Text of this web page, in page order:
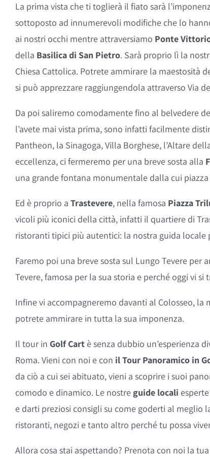
La prima vista che ti toglierà il fiato sarà
sottoposto ad innumerevoli modifiche che lo
ai nostri occhi mentre attraversiamo Ponte
della Basilica di San Pietro. Sarà proprio lì la
Chiesa Cattolica. Potrete ammirare la maestosità
si può apprezzare raggiungendola attraverso Via
Da poi saliremo comodamente fino al belvedere
l’avete mai vista prima, sono infatti facilmente
Pantheon, la Sinagoga, Villa Borghese, l’Altare
eccellenza, ci fermeremo per una breve sosta alla
una grande fontana monumentale dalla cui
Ed è proprio a Trastevere, nella famosa Piazza
vicoli più iconici della città, infatti il quartiere di
ristoranti tipici più autentici: la nostra guida
Faremo poi una breve sosta sul Lungo Tevere per
Tevere, famosa per la sua storia e perché oggi vi si
Infine vi accompagneremo davanti al Colosseo,
potrete ammirare in tutta la sua imponenza.
Il tour in Golf Cartè senza dubbio un’esperienza
Roma. Vieni con noi e con il Tour Panoramico in
da ciò a cui sei abituato, vieni a scoprire i suoi
comodo e dinamico. Le nostre guide locali
e darti preziosi consigli su come goderti al
ristoranti, negozi e tanto altro perché tu possa
Allora cosa stai aspettando? Prenota con noi la